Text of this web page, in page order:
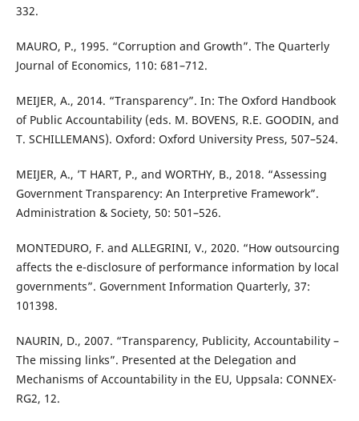
332.
MAURO, P., 1995. “Corruption and Growth”. The Quarterly
Journal of Economics, 110: 681–712.
MEIJER, A., 2014. “Transparency”. In: The Oxford Handbook
of Public Accountability (eds. M. BOVENS, R.E. GOODIN, and
T. SCHILLEMANS). Oxford: Oxford University Press, 507–524.
MEIJER, A., ’T HART, P., and WORTHY, B., 2018. “Assessing
Government Transparency: An Interpretive Framework”.
Administration & Society, 50: 501–526.
MONTEDURO, F. and ALLEGRINI, V., 2020. “How outsourcing
affects the e-disclosure of performance information by local
governments”. Government Information Quarterly, 37:
101398.
NAURIN, D., 2007. “Transparency, Publicity, Accountability –
The missing links”. Presented at the Delegation and
Mechanisms of Accountability in the EU, Uppsala: CONNEX-
RG2, 12.